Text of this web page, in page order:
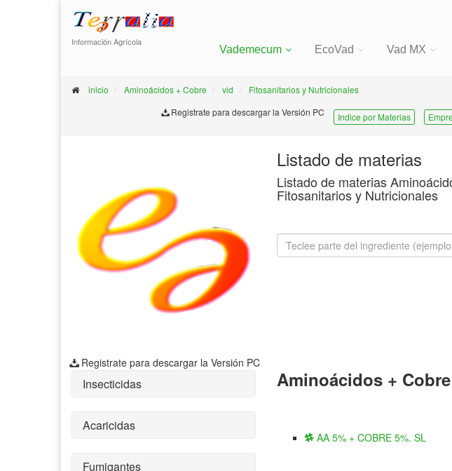
Información Agrícola
Vademecum EcoVad Vad MX
inicio Aminoácidos + Cobre vid
Fitosanitarios y Nutricionales
Registrate para descargar la Versión PC
Indice por Materias
Registrate para descargar la Versión PC
Listado de materias
Listado de materias
Fitosanitarios y Nutricionales
Insecticidas
Acaricidas
Fumigantes
Aminoácidos +
AA 5% + COBRE 5%. SL